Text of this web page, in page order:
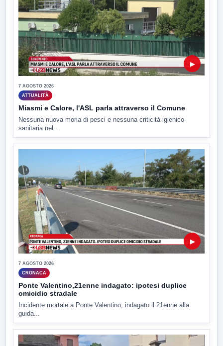
▶
7 AGOSTO 2026
ATTUALITÀ
Miasmi e Calore, l'ASL parla attraverso il Comune
Nessuna nuova moria di pesci e nessuna criticità igienico-
sanitaria nel...
▶
7 AGOSTO 2026
CRONACA
Ponte Valentino,21enne indagato: ipotesi duplice
omicidio stradale
Incidente mortale a Ponte Valentino, indagato il 21enne alla
guida...